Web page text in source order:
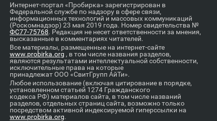
Интернет-портал «Пробирка» зарегистрирован в
Федеральной службе по надзору в сфере связи,
информационных технологий и массовых коммуникаций
(Роскомнадзор) 23 мая 2019 года. Номер свидетельства №
ФС77-75768. Редакция не несет ответственности за мнения,
высказанные в комментариях читателей.
Все материалы, размещенные на интернет-сайте
www.probirka.org , в том числе названия разделов,
являются результатами интеллектуальной собственности,
исключительные права на которые
принадлежат ООО «СвитГрупп АйТи».
Любое использование (включая цитирование в порядке,
установленном статьей 1274 Гражданского
кодекса РФ) материалов сайта, в том числе названий
разделов, отдельных страниц сайта, возможно только
посредством активной индексируемой гиперссылки на
www.probirka.org.